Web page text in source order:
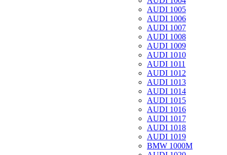
AUDI 1005
AUDI 1006
AUDI 1007
AUDI 1008
AUDI 1009
AUDI 1010
AUDI 1011
AUDI 1012
AUDI 1013
AUDI 1014
AUDI 1015
AUDI 1016
AUDI 1017
AUDI 1018
AUDI 1019
BMW 1000M